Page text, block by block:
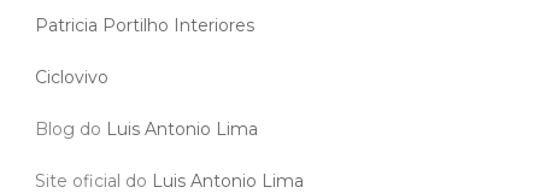
Patricia Portilho Interiores
Ciclovivo
Blog do Luis Antonio Lima
Site oficial do Luis Antonio Lima